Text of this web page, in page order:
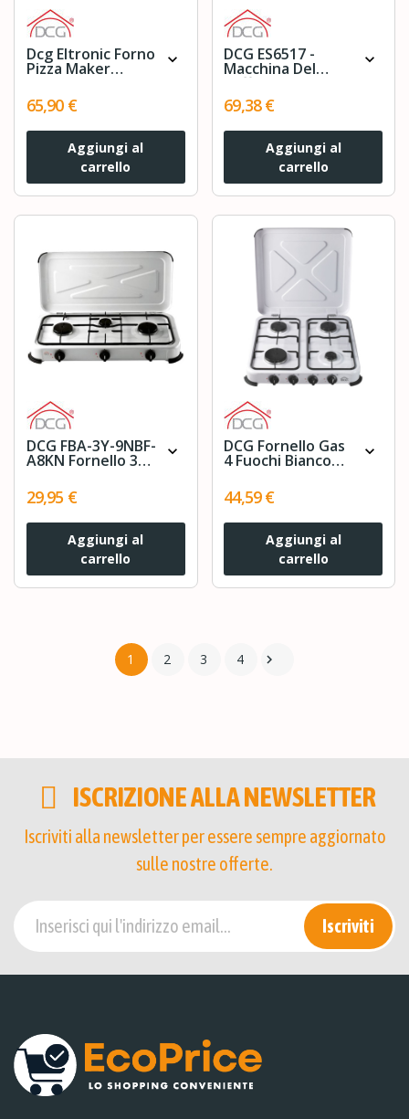
Dcg Eltronic Forno
Pizza Maker
Timer E
Termostato,
Rosso
expand_more
65,90 €
Aggiungi al
carrello
DCG ES6517 -
Macchina Del
Caffè Universale,
serbatoio 0,6 Litri,
19 BAR, 1.450W -
NERA+ Omaggio
15 Pz Cialde /
Capsule
expand_more
69,38 €
Aggiungi al
carrello
DCG FBA-3Y-9NBF-
A8KN Fornello 3
Bianco
expand_more
29,95 €
Aggiungi al
carrello
DCG Fornello Gas
4 Fuochi Bianco expand_more
44,59 €
Aggiungi al
carrello
1 2 3 4 
ISCRIZIONE ALLA NEWSLETTER
Iscriviti alla newsletter per essere sempre aggiornato
sulle nostre offerte.
Iscriviti